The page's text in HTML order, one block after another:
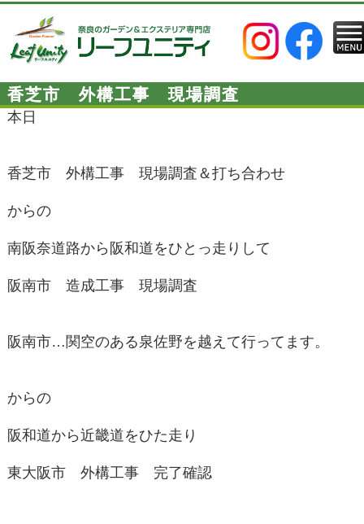
香芝市 外構工事 現場調査
本日
香芝市 外構工事 現場調査＆打ち合わせ
からの
南阪奈道路から阪和道をひとっ走りして
阪南市 造成工事 現場調査
阪南市…関空のある泉佐野を越えて行ってます。
からの
阪和道から近畿道をひた走り
東大阪市 外構工事 完了確認